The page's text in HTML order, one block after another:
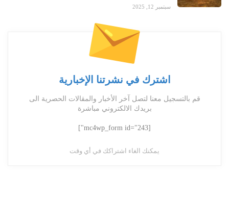
سبتمبر 12, 2025
اشترك في نشرتنا الإخبارية
قم بالتسجيل معنا لتصل آخر الأخبار والمقالات الحصرية الى
بريدك الالكتروني مباشرة
[mc4wp_form id="243"]
يمكنك الغاء اشتراكك في أي وقت